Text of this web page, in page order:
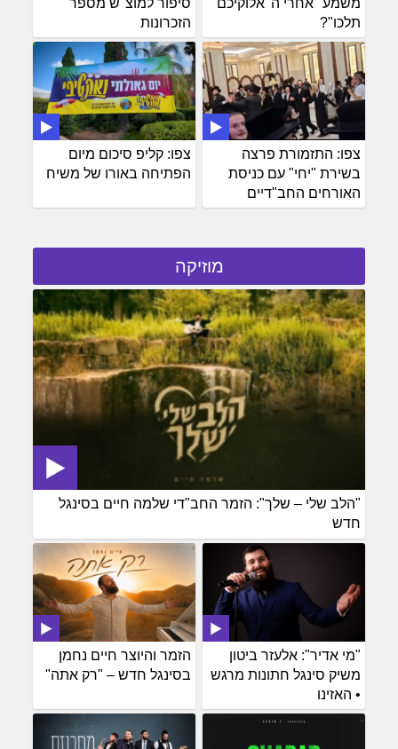
הזכרונות
תלכו"?
צפו: קליפ סיכום מיום
הפתיחה באורו של משיח
צפו: התזמורת פרצה
בשירת "יחי" עם כניסת
האורחים החב"דיים
מוזיקה
"הלב שלי – שלך": הזמר החב"די שלמה חיים בסינגל
חדש
הזמר והיוצר חיים נחמן
בסינגל חדש – "רק אתה"
"מי אדיר": אלעזר ביטון
משיק סינגל חתונות מרגש
• האזינו